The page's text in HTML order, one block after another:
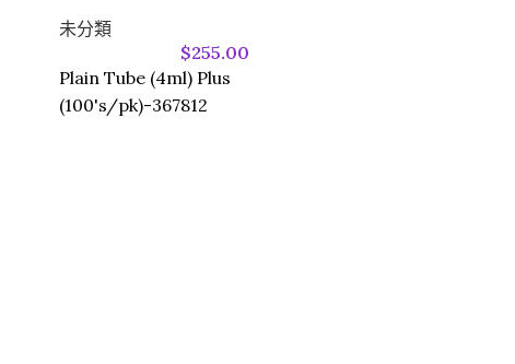
未分類
$255.00
Plain Tube (4ml) Plus
(100's/pk)-367812